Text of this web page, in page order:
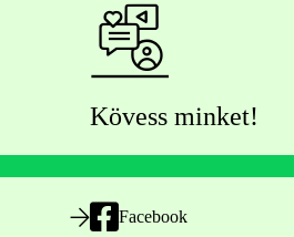
Kövess minket!
Facebook